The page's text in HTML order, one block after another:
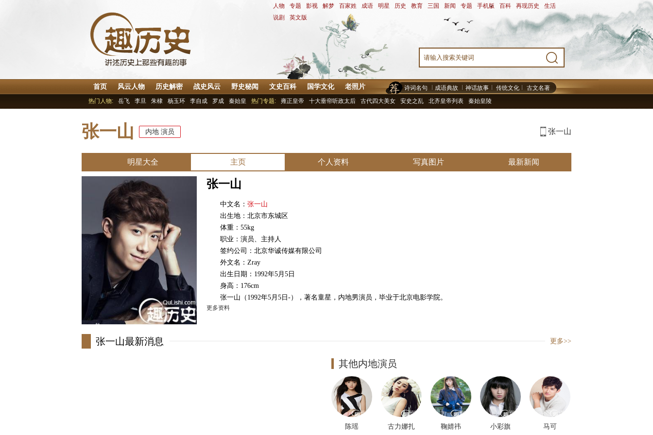
人物 专题 影视 解梦 百家姓 成语 明星 历史 教育 三国 新闻 专题 手机版 百科 再现历史 生活
说剧
英文版
首页 风云人物 历史解密 战史风云 野史秘闻 文史百科 国学文化 老照片 诗词名句 成语典故 神话故事 传统文化
古文名著
热门人物:
岳飞 李旦 朱棣 杨玉环 李自成 罗成 秦始皇 热门专题: 雍正皇帝 十大垂帘听政太后 古代四大美女 安史之乱 北齐皇帝列表 秦始皇陵
张一山 内地 演员 张一山
明星大全 主页 个人资料 写真图片 最新新闻
张一山
中文名： 张一山
出生地：北京市东城区
体重：55kg
职业：演员、主持人
签约公司：北京华诚传媒有限公司
外文名：Zray
出生日期：1992年5月5日
身高：176cm
张一山（1992年5月5日-），著名童星，内地男演员，毕业于北京电影学院。
更多资料
张一山最新消息 更多>>
其他内地演员
陈瑶 古力娜扎 鞠婧祎 小彩旗 马可